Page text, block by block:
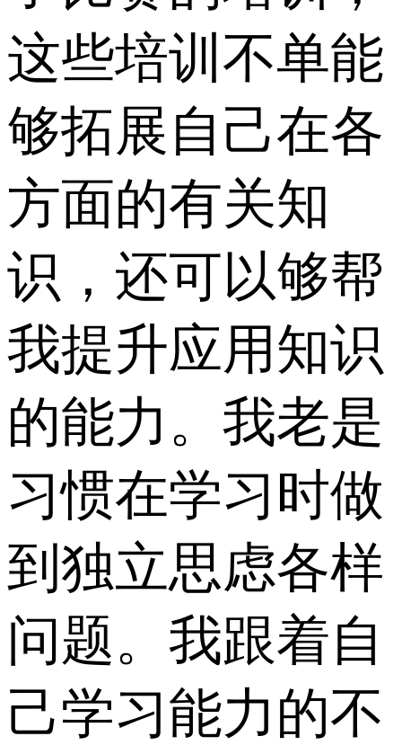
这些培训不单能
够拓展自己在各
方面的有关知
识，还可以够帮
我提升应用知识
的能力。我老是
习惯在学习时做
到独立思虑各样
问题。我跟着自
己学习能力的不